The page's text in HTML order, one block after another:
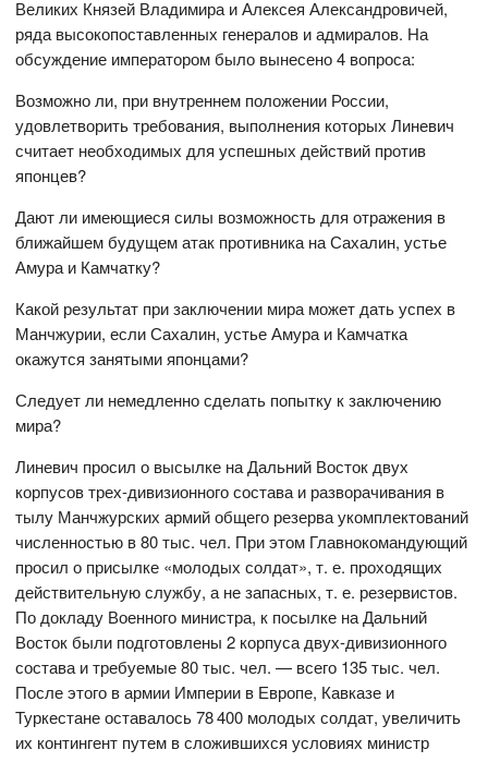
Великих Князей Владимира и Алексея Александровичей,
ряда высокопоставленных генералов и адмиралов. На
обсуждение императором было вынесено 4 вопроса:
Возможно ли, при внутреннем положении России,
удовлетворить требования, выполнения которых Линевич
считает необходимых для успешных действий против
японцев?
Дают ли имеющиеся силы возможность для отражения в
ближайшем будущем атак противника на Сахалин, устье
Амура и Камчатку?
Какой результат при заключении мира может дать успех в
Манчжурии, если Сахалин, устье Амура и Камчатка
окажутся занятыми японцами?
Следует ли немедленно сделать попытку к заключению
мира?
Линевич просил о высылке на Дальний Восток двух
корпусов трех-дивизионного состава и разворачивания в
тылу Манчжурских армий общего резерва укомплектований
численностью в 80 тыс. чел. При этом Главнокомандующий
просил о присылке «молодых солдат», т. е. проходящих
действительную службу, а не запасных, т. е. резервистов.
По докладу Военного министра, к посылке на Дальний
Восток были подготовлены 2 корпуса двух-дивизионного
состава и требуемые 80 тыс. чел. — всего 135 тыс. чел.
После этого в армии Империи в Европе, Кавказе и
Туркестане оставалось 78 400 молодых солдат, увеличить
их контингент путем в сложившихся условиях министр